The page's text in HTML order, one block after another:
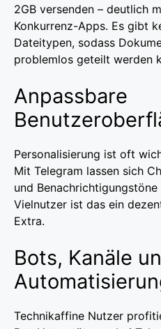
2GB versenden – deutlich
Konkurrenz-Apps. Es gibt
Dateitypen, sodass
problemlos geteilt werden
Anpassbare
Personalisierung ist oft
Mit Telegram lassen sich
und
Vielnutzer ist das ein
Extra.
Bots, Kanäle
Technikaffine Nutzer